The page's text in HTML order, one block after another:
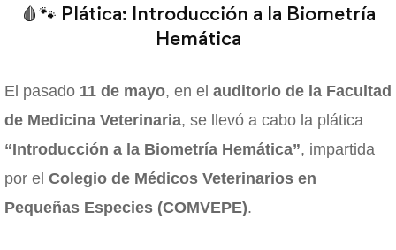
🩸🐾 Plática: Introducción a la Biometría
Hemática
El pasado 11 de mayo, en el auditorio de la Facultad
de Medicina Veterinaria, se llevó a cabo la plática
“Introducción a la Biometría Hemática”, impartida
por el Colegio de Médicos Veterinarios en
Pequeñas Especies (COMVEPE).